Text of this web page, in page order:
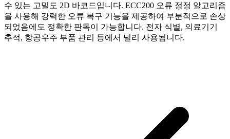
수 있는 고밀도 2D 바코드입니다. ECC200 오류 정정 알고리즘
을 사용해 강력한 오류 복구 기능을 제공하여 부분적으로 손상
되었음에도 정확한 판독이 가능합니다. 전자 식별, 의료기기
추적, 항공우주 부품 관리 등에서 널리 사용됩니다.